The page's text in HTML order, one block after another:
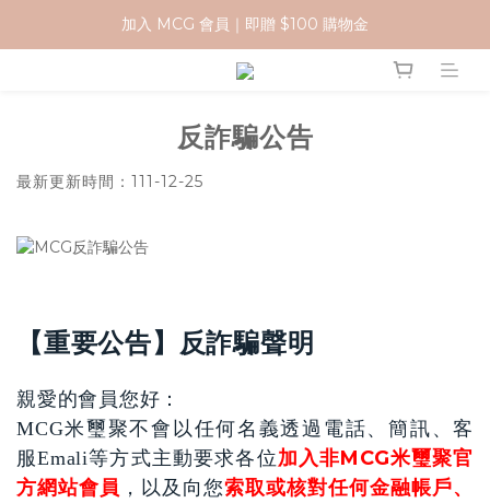
加入 MCG 會員｜即贈 $100 購物金
加入 MCG 會員｜即贈 $100 購物金
訂單成立後，2天內送達
官網下單指定門市取貨 滿$500免運費
加入 MCG 會員｜即贈 $100 購物金
反詐騙公告
最新更新時間：111-12-25
【重要公告】反詐騙聲明
親愛的會員您好：
MCG米璽聚不會以任何名義透過電話、簡訊、客
服Emali等方式主動要求各位加入非MCG米璽聚官
方網站會員 ，以及向您索取或核對任何金融帳戶、